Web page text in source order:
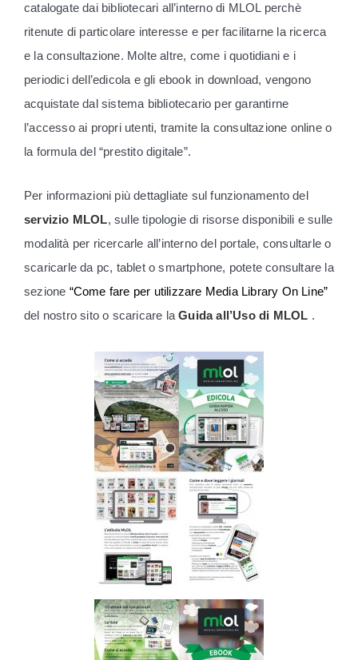
catalogate dai bibliotecari all’interno di MLOL perchè
ritenute di particolare interesse e per facilitarne la ricerca
e la consultazione. Molte altre, come i quotidiani e i
periodici dell’edicola e gli ebook in download, vengono
acquistate dal sistema bibliotecario per garantirne
l’accesso ai propri utenti, tramite la consultazione online o
la formula del “prestito digitale”.
Per informazioni più dettagliate sul funzionamento del
servizio MLOL, sulle tipologie di risorse disponibili e sulle
modalità per ricercarle all’interno del portale, consultarle o
scaricarle da pc, tablet o smartphone, potete consultare la
sezione “Come fare per utilizzare Media Library On Line”
del nostro sito o scaricare laGuida all’Uso di MLOL .